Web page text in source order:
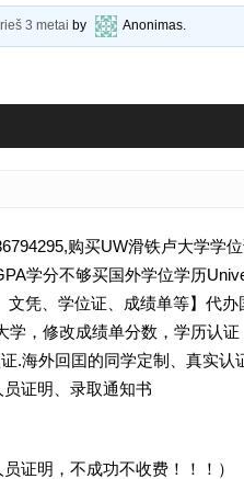
3 metai by Anonimas.
购买UW滑铁卢大学学
学分不够买国外学位学历
文凭、学位证、成绩单等】代办
，修改成绩单分数，学历认证
.海外回囯的同学定制、真实认
证明、录取通知书
证明，不成功不收费！！！）